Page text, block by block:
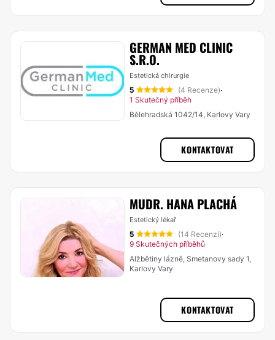
GERMAN MED CLINIC
S.R.O.
Estetická chirurgie
5 (4 Recenze)·
1 Skutečný příběh
Bělehradská 1042/14, Karlovy Vary
KONTAKTOVAT
MUDR. HANA PLACHÁ
Estetický lékař
5 (14 Recenzí)·
9 Skutečných příběhů
Alžbětiny lázně, Smetanovy sady 1,
Karlovy Vary
KONTAKTOVAT